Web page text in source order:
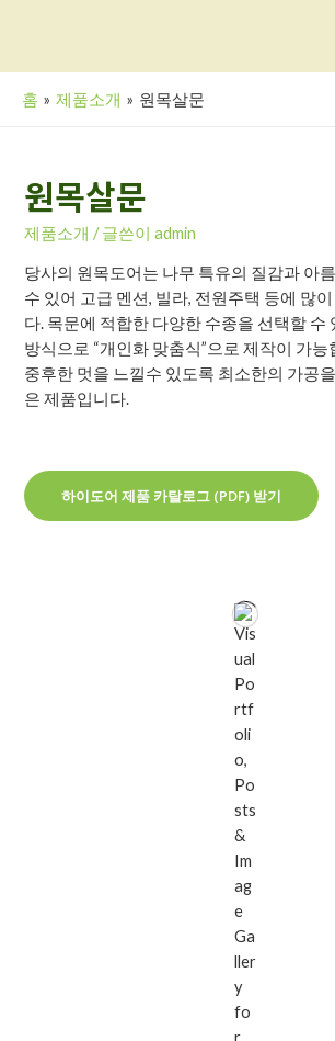
홈 제품소개 원목살문
원목살문
제품소개 / 글쓴이admin
당사의 원목도어는 나무 특유의 질감과 아
수 있어 고급 멘션, 빌라, 전원주택 등에 많
다. 목문에 적합한 다양한 수종을 선택할 수
방식으로 “개인화 맞춤식”으로 제작이 가능
중후한 멋을 느낄수 있도록 최소한의 가공
은 제품입니다.
하이도어 제품 카탈로그 (PDF) 받기